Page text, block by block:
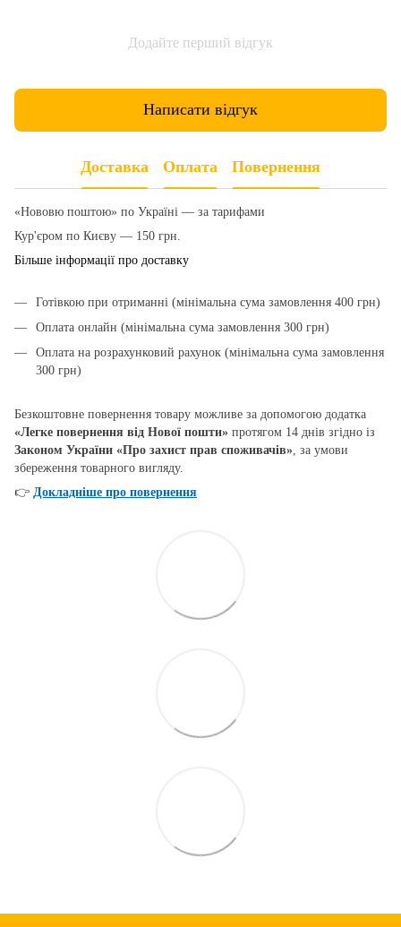
Додайте перший відгук
Написати відгук
Доставка Оплата Повернення
«Нововю поштою» по Україні — за тарифами
Кур'єром по Києву — 150 грн.
Більше інформації про доставку
Готівкою при отриманні (мінімальна сума замовлення 400 грн)
Оплата онлайн (мінімальна сума замовлення 300 грн)
Оплата на розрахунковий рахунок (мінімальна сума замовлення
300 грн)
Безкоштовне повернення товару можливе за допомогою додатка
«Легке повернення від Нової пошти» протягом 14 днів згідно із
Законом України «Про захист прав споживачів» , за умови
збереження товарного вигляду.
👉 Докладніше про повернення